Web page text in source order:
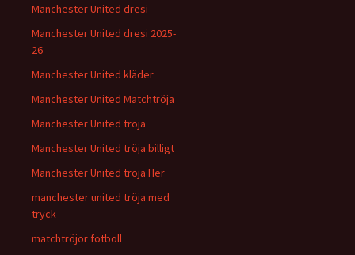
Manchester United dresi
Manchester United dresi 2025-
26
Manchester United kläder
Manchester United Matchtröja
Manchester United tröja
Manchester United tröja billigt
Manchester United tröja Her
manchester united tröja med
tryck
matchtröjor fotboll